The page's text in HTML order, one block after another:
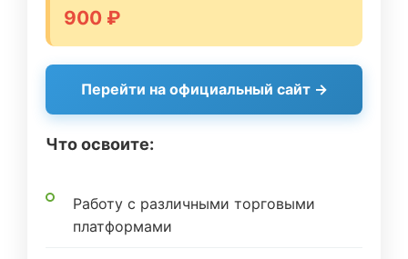
900 ₽
Перейти на официальный сайт →
Что освоите:
Работу с различными торговыми
платформами